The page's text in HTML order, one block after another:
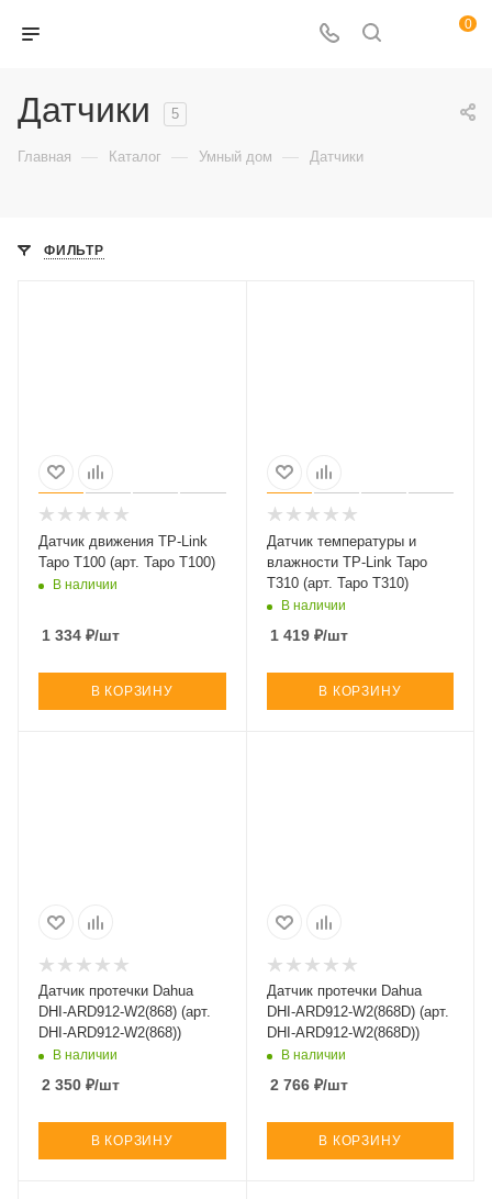
0
Датчики 5
Главная — Каталог — Умный дом — Датчики
ФИЛЬТР
Датчик движения TP-Link
Tapo T100 (арт. Tapo T100)
В наличии
1 334 ₽/шт
В КОРЗИНУ
Датчик температуры и
влажности TP-Link Tapo
T310 (арт. Tapo T310)
В наличии
1 419₽/шт
В КОРЗИНУ
Датчик протечки Dahua
DHI-ARD912-W2(868) (арт.
DHI-ARD912-W2(868))
В наличии
2 350 ₽/шт
В КОРЗИНУ
Датчик протечки Dahua
DHI-ARD912-W2(868D) (арт.
DHI-ARD912-W2(868D))
В наличии
2 766₽/шт
В КОРЗИНУ